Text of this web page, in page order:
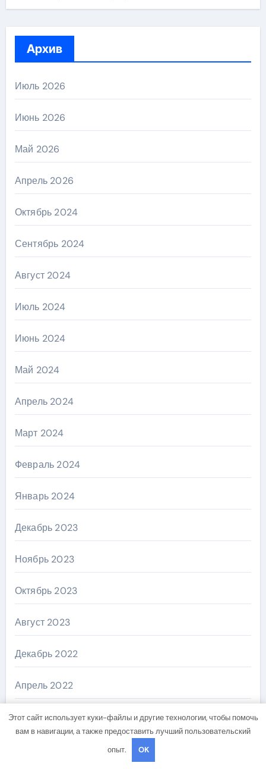
Архив
Июль 2026
Июнь 2026
Май 2026
Апрель 2026
Октябрь 2024
Сентябрь 2024
Август 2024
Июль 2024
Июнь 2024
Май 2024
Апрель 2024
Март 2024
Февраль 2024
Январь 2024
Декабрь 2023
Ноябрь 2023
Октябрь 2023
Август 2023
Декабрь 2022
Апрель 2022
Ноябрь 2018
Этот сайт использует куки-файлы и другие технологии, чтобы помочь
вам в навигации, а также предоставить лучший пользовательский
опыт.
OK